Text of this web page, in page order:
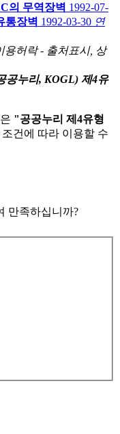
의 무역장벽 1992-07-
통장벽 1992-03-30 연
공누리, KOGL) 제4유
"공공누리 제4유형
조건에 따라 이용할 수
만족하십니까?